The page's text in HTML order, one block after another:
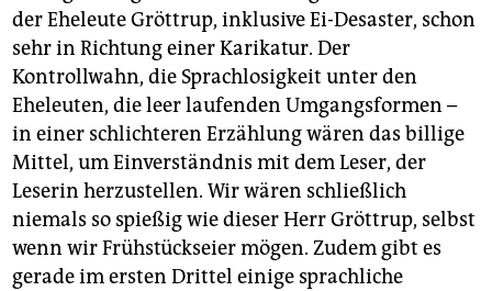
der Eheleute Gröttrup, inklusive Ei-Desaster, schon
sehr in Richtung einer Karikatur. Der
Kontrollwahn, die Sprachlosigkeit unter den
Eheleuten, die leer laufenden Umgangsformen –
in einer schlichteren Erzählung wären das billige
Mittel, um Einverständnis mit dem Leser, der
Leserin herzustellen. Wir wären schließlich
niemals so spießig wie dieser Herr Gröttrup, selbst
wenn wir Frühstückseier mögen. Zudem gibt es
gerade im ersten Drittel einige sprachliche